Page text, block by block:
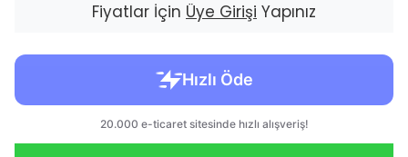
Fiyatlar İçin Üye Girişi Yapınız